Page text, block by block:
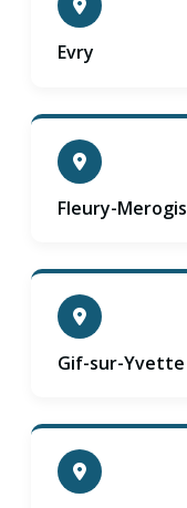
Evry
Fleury-Merogis
Gif-sur-Yvette